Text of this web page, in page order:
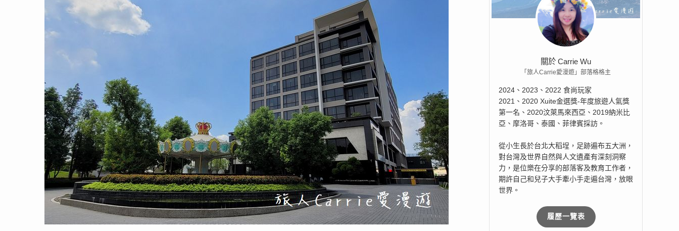
關於 Carrie Wu
「旅人Carrie愛漫遊」部落格格主
2024、2023、2022 食尚玩家
2021、2020 Xuite金選獎-年度旅遊人氣獎
第一名、2020汶萊馬來西亞、2019納米比
亞、摩洛哥、泰國、菲律賓採訪。
從小生長於台北大稻埕，足跡遍布五大洲，
對台灣及世界自然與人文遺產有深刻洞察
力，是位樂在分享的部落客及教育工作者，
期許自己和兒子大手牽小手走遍台灣，放眼
世界。
履歷一覽表